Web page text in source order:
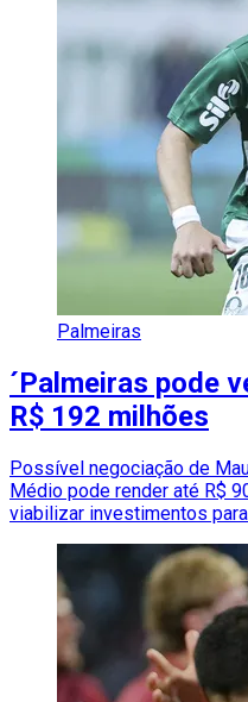
Palmeiras
´Palmeiras pode
R$ 192 milhões
Possível negociação de
Médio pode render até R$
viabilizar investimentos